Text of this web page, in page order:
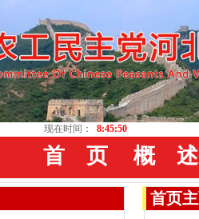
现在时间： 8:45:51
首 页 概 述
首页